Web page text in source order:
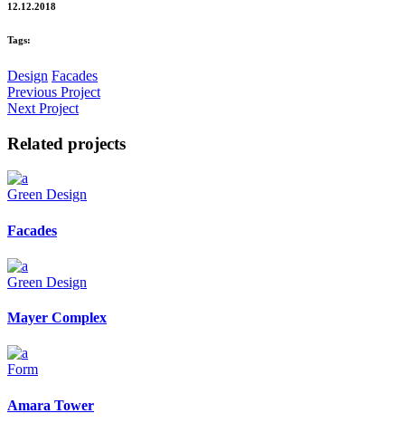
12.12.2018
Tags:
Design Facades
Previous Project
Next Project
Related projects
Green Design
Facades
Green Design
Mayer Complex
Form
Amara Tower